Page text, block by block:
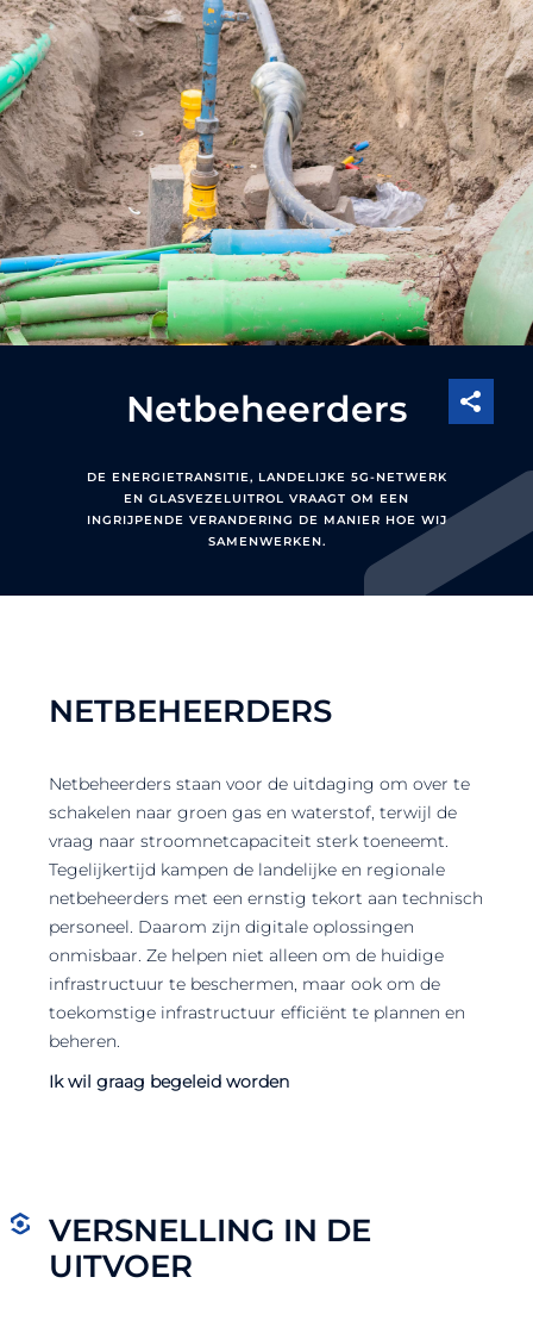
Netbeheerders
DE ENERGIETRANSITIE, LANDELIJKE 5G-NETWERK
EN GLASVEZELUITROL VRAAGT OM EEN
INGRIJPENDE VERANDERING DE MANIER HOE WIJ
SAMENWERKEN.
NETBEHEERDERS
Netbeheerders staan voor de uitdaging om over te
schakelen naar groen gas en waterstof, terwijl de
vraag naar stroomnetcapaciteit sterk toeneemt.
Tegelijkertijd kampen de landelijke en regionale
netbeheerders met een ernstig tekort aan technisch
personeel. Daarom zijn digitale oplossingen
onmisbaar. Ze helpen niet alleen om de huidige
infrastructuur te beschermen, maar ook om de
toekomstige infrastructuur efficiënt te plannen en
beheren.
Ik wil graag begeleid worden
VERSNELLING IN DE
UITVOER